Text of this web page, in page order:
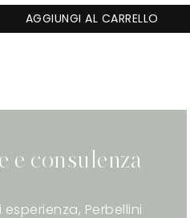
e consulenza
Perbellini
AGGIUNGI AL CARRELLO